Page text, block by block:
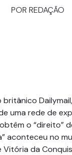
POR REDAÇÃO
uma rede de
o “direito”
aconteceu no
da